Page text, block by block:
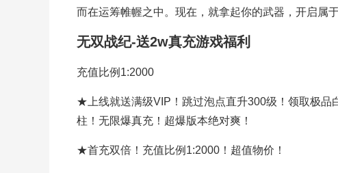
而在运筹帷幄之中。现在，就拿起你的武器，开启属
无双战纪-送2w真充游戏福利
充值比例1:2000
★上线就送满级VIP！跳过泡点直升300级！领取极品
柱！无限爆真充！超爆版本绝对爽！
★首充双倍！充值比例1:2000！超值物价！